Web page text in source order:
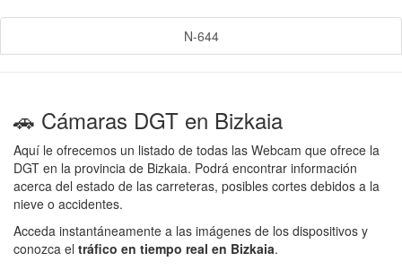
N-644
🚗 Cámaras DGT en Bizkaia
Aquí le ofrecemos un listado de todas las Webcam que ofrece la
DGT en la provincia de Bizkaia. Podrá encontrar información
acerca del estado de las carreteras, posibles cortes debidos a la
nieve o accidentes.
Acceda instantáneamente a las imágenes de los dispositivos y
conozca el tráfico en tiempo real en Bizkaia.